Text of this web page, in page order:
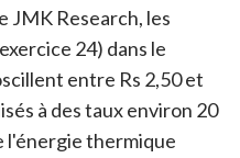
JMK Research, les
24) dans le
entre Rs 2,50 et
à des taux environ 20
l'énergie thermique